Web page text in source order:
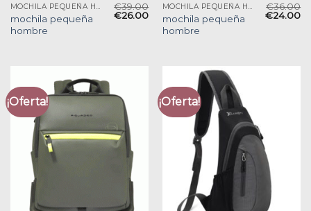
MOCHILA PEQUEÑA HOMBRE
mochila pequeña
hombre
€39.00
€26.00
MOCHILA PEQUEÑA HOMBRE
mochila pequeña
hombre
€36.00
€24.00
¡Oferta! ¡Oferta!